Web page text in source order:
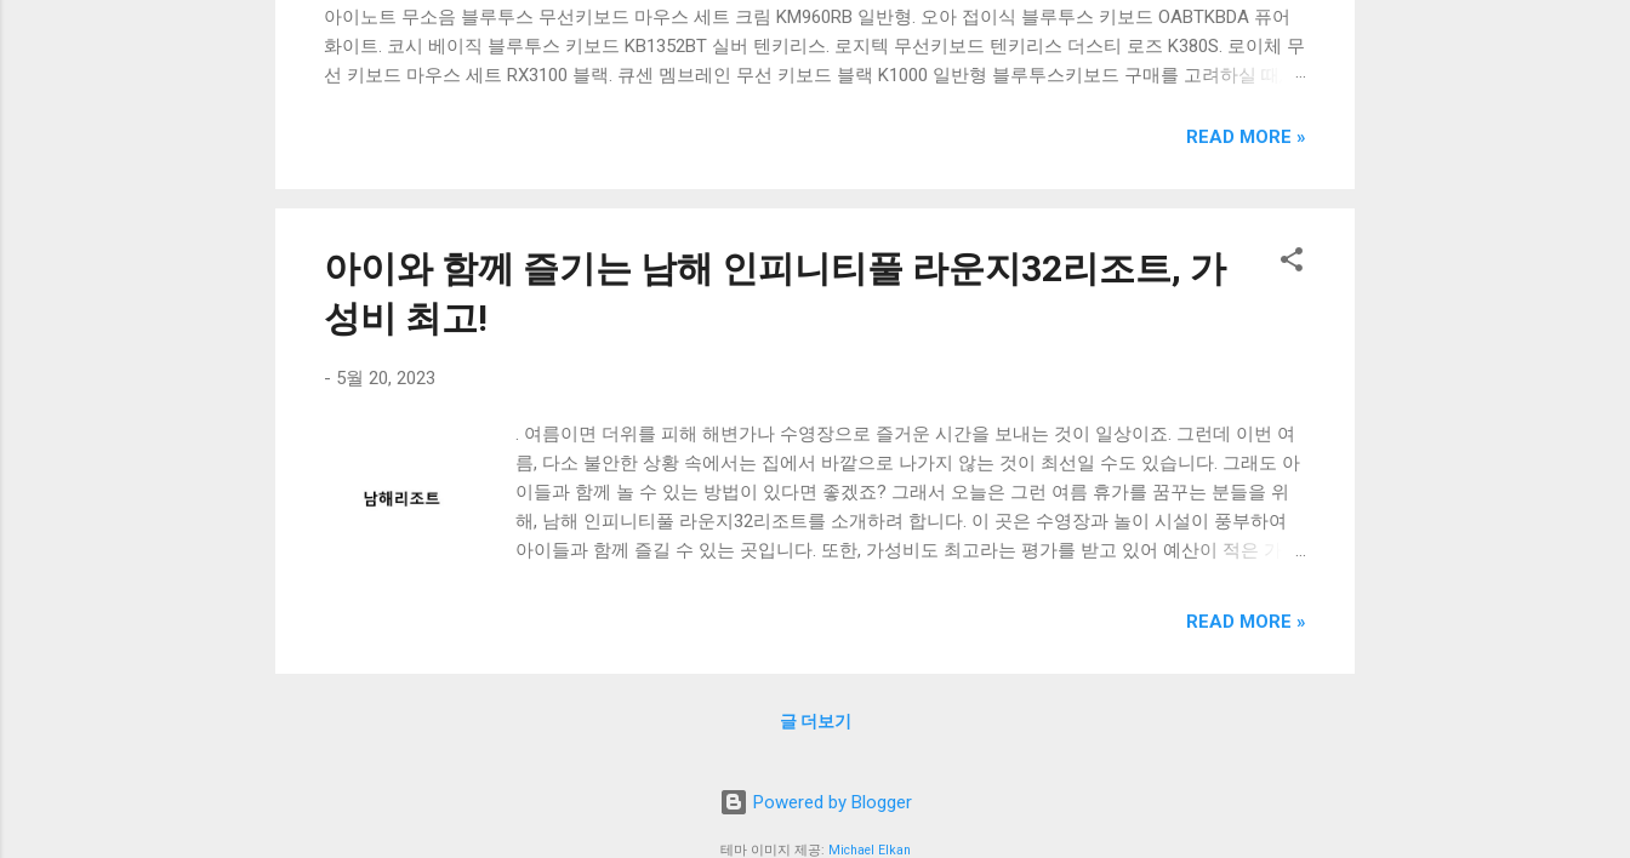
아이노트 무소음 블루투스 무선키보드 마우스 세트 크림 KM960RB 일반형. 오아 접이식 블루투스 키보드 OABTKBDA 퓨어
화이트. 코시 베이직 블루투스 키보드 KB1352BT 실버 텐키리스. 로지텍 무선키보드 텐키리스 더스티 로즈 K380S. 로이체 무
선 키보드 마우스 세트 RX3100 블랙. 큐센 멤브레인 무선 키보드 블랙 K1000 일반형 블루투스키보드 구매를 고려하실 때, 추
상품 하나를 사더라도 종류도 많고, 가격도 다양해서 결정이 많이 어려우시죠? 특히 블루투스키보드 같은 상품을 고를 때는
READ MORE »
아이와 함께 즐기는 남해 인피니티풀 라운지32리조트, 가
성비 최고!
- 5월 20, 2023
. 여름이면 더위를 피해 해변가나 수영장으로 즐거운 시간을 보내는 것이 일상이죠. 그런데 이번 여
름, 다소 불안한 상황 속에서는 집에서 바깥으로 나가지 않는 것이 최선일 수도 있습니다. 그래도 아
이들과 함께 놀 수 있는 방법이 있다면 좋겠죠? 그래서 오늘은 그런 여름 휴가를 꿈꾸는 분들을 위
해, 남해 인피니티풀 라운지32리조트를 소개하려 합니다. 이 곳은 수영장과 놀이 시설이 풍부하여
아이들과 함께 즐길 수 있는 곳입니다. 또한, 가성비도 최고라는 평가를 받고 있어 예산이 적은 가족
연과 함께하는 고급스러운 휴양지로, 특별한 매력을 가지고 있습니다. 먼저, 리조트 내부에 위치한
내부에는 고급스러운 인테리어와 함께 최신식 시설들이 갖추어져 있습니다. 특히, 객실 내부에는 넓
은 침대와 함께 럭셔리한 욕실이 갖추어져 있어 편안한 휴식을 취할 수 있습니다. 또한, 리조트 내부
READ MORE »
글 더보기
Powered by Blogger
테마 이미지 제공: Michael Elkan